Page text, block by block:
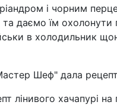
і чорним
даємо їм охолонути
в холодильник
Шеф" дала
хачапурі на